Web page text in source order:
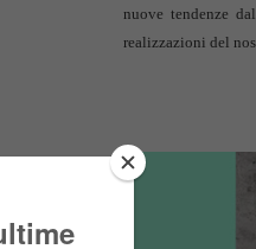
nuove tendenze
realizzazioni del